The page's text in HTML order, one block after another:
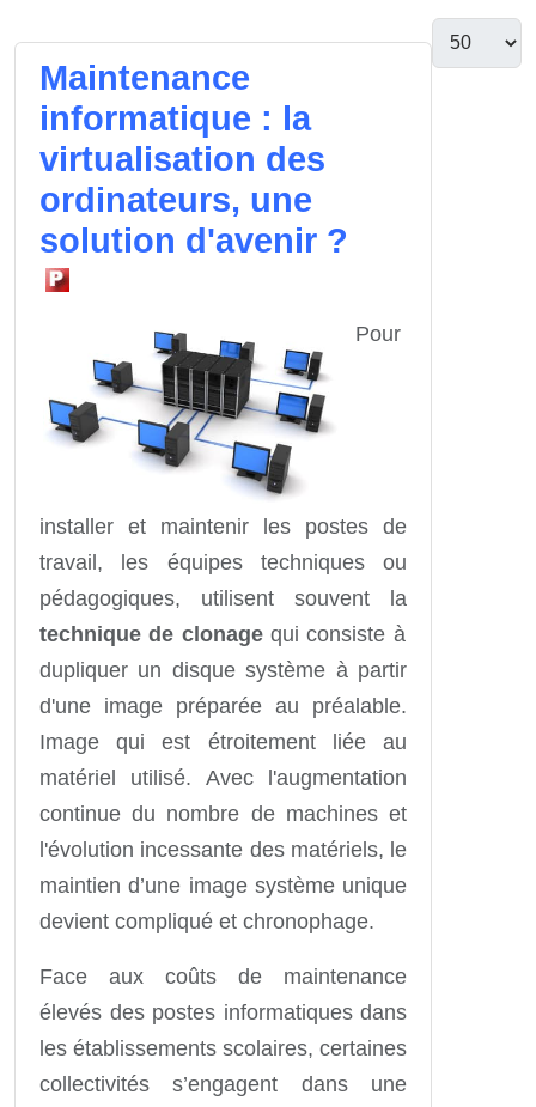
Maintenance
informatique : la
virtualisation des
ordinateurs, une
solution d'avenir ?
Pour
installer et maintenir les postes de
travail, les équipes techniques ou
pédagogiques, utilisent souvent la
technique de clonagequi consiste à
dupliquer un disque système à partir
d'une image préparée au préalable.
Image qui est étroitement liée au
matériel utilisé. Avec l'augmentation
continue du nombre de machines et
l'évolution incessante des matériels, le
maintien d’une image système unique
devient compliqué et chronophage.
Face aux coûts de maintenance
élevés des postes informatiques dans
les établissements scolaires, certaines
collectivités s’engagent dans une